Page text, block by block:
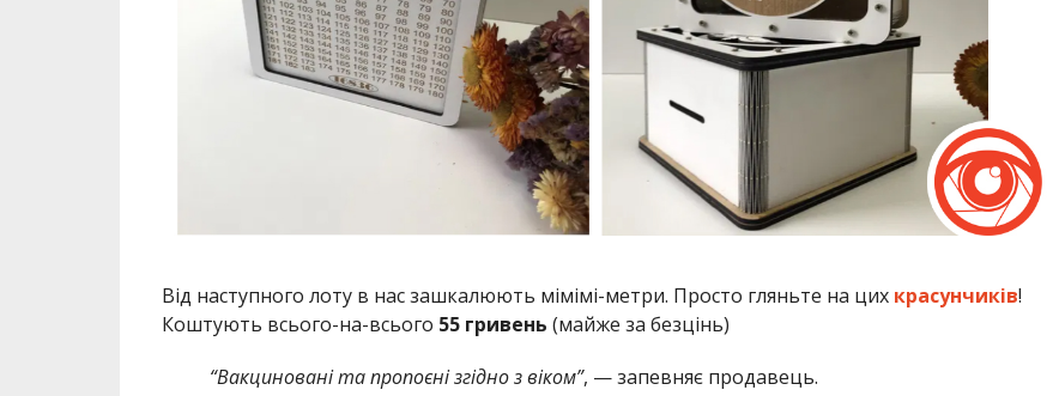
Від наступного лоту в нас зашкалюють мімімі-метри. Просто гляньте на цихкрасунчиків!
Коштують всього-на-всього 55 гривень (майже за безцінь)
“Вакциновані та пропоєні згідно з віком”, — запевняє продавець.